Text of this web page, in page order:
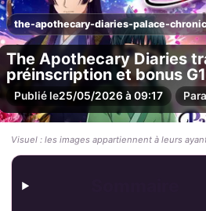
the-apothecary-diaries-palace-
The Apothecary Diaries
préinscription et bonus
Publié le25/05/2026 à 09:17 Par
Visuel : les images appartiennent à leurs